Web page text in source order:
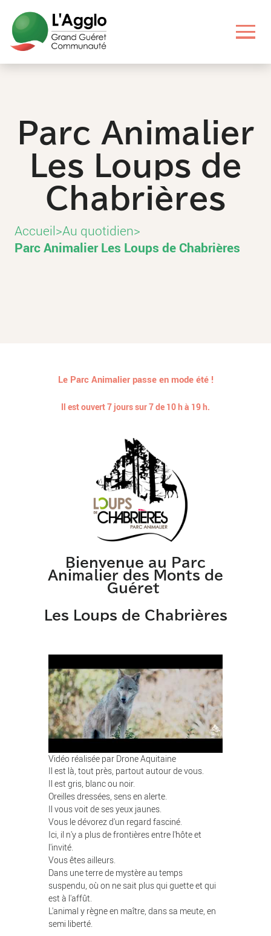
contenu
principal
menu
principal
liens
utiles
pied
page
Parc Animalier
Les Loups de
Chabrières
Accueil>Au quotidien>
Parc Animalier Les Loups de Chabrières
Le Parc Animalier passe en mode été !
Il est ouvert 7 jours sur 7 de 10 h à 19 h.
Bienvenue au Parc
Animalier des Monts de
Guéret
Les Loups de Chabrières
Vidéo réalisée par Drone Aquitaine
Il est là, tout près, partout autour de vous.
Il est gris, blanc ou noir.
Oreilles dressées, sens en alerte.
Il vous voit de ses yeux jaunes.
Vous le dévorez d'un regard fasciné.
Ici, il n'y a plus de frontières entre l'hôte et
l'invité.
Vous êtes ailleurs.
Dans une terre de mystère au temps
suspendu, où on ne sait plus qui guette et qui
est à l'affût.
L'animal y règne en maître, dans sa meute, en
semi liberté.